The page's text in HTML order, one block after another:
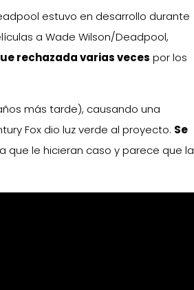
estuvo en desarrollo durante
a Wade Wilson/Deadpool,
rechazada varias veces por los
más tarde), causando una
Fox dio luz verde al proyecto. Se
que le hicieran caso y parece que la